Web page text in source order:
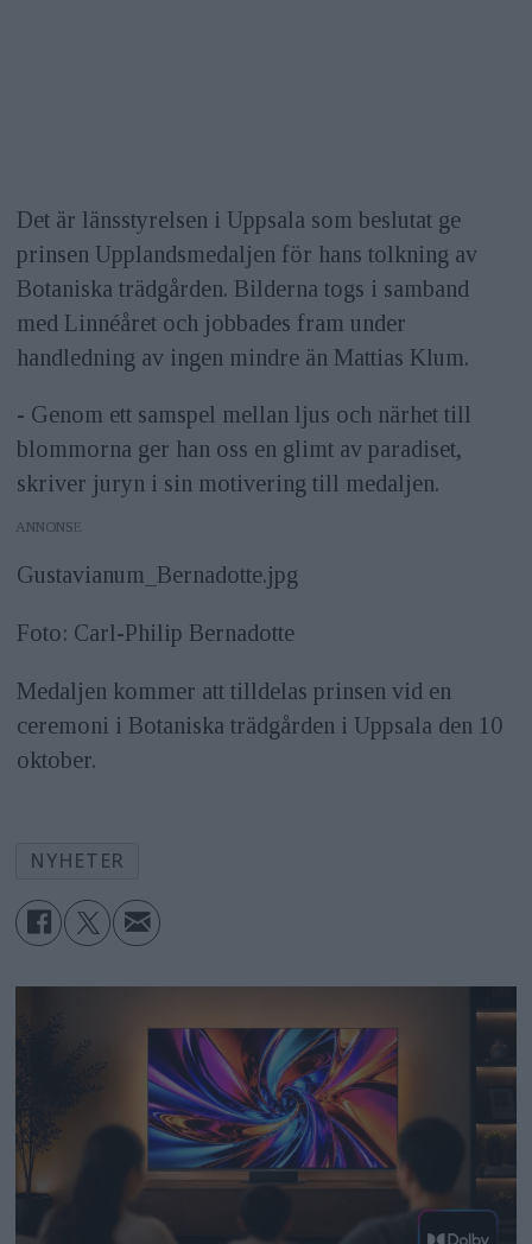
Det är länsstyrelsen i Uppsala som beslutat ge
prinsen Upplandsmedaljen för hans tolkning av
Botaniska trädgården. Bilderna togs i samband
med Linnéåret och jobbades fram under
handledning av ingen mindre än Mattias Klum.
- Genom ett samspel mellan ljus och närhet till
blommorna ger han oss en glimt av paradiset,
skriver juryn i sin motivering till medaljen.
ANNONS
Gustavianum_Bernadotte.jpg
Foto: Carl-Philip Bernadotte
Medaljen kommer att tilldelas prinsen vid en
ceremoni i Botaniska trädgården i Uppsala den 10
oktober.
NYHETER